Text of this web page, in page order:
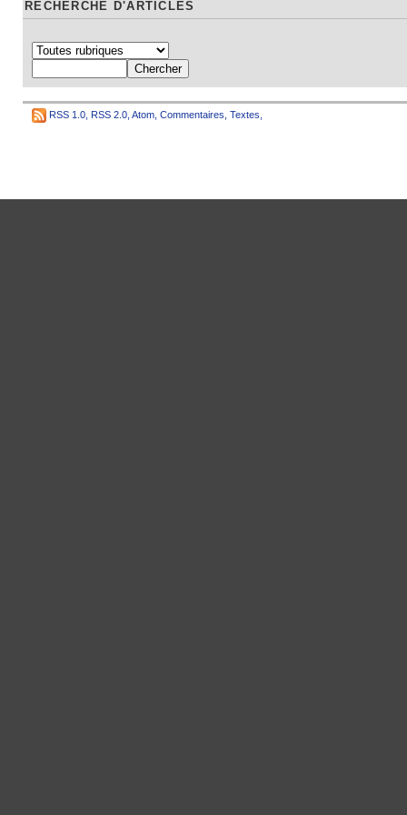
RECHERCHE D'ARTICLES
RSS 1.0 RSS 2.0 Atom Commentaires Textes